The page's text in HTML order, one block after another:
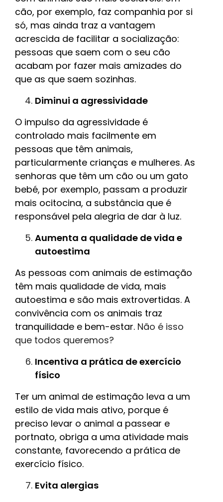
cão, por exemplo, faz companhia por si
só, mas ainda traz a vantagem
acrescida de facilitar a socialização:
pessoas que saem com o seu cão
acabam por fazer mais amizades do
que as que saem sozinhas.
Diminui a agressividade
O impulso da agressividade é
controlado mais facilmente em
pessoas que têm animais,
particularmente crianças e mulheres. As
senhoras que têm um cão ou um gato
bebé, por exemplo, passam a produzir
mais ocitocina, a substância que é
responsável pela alegria de dar à luz.
Aumenta a qualidade de vida e
autoestima
As pessoas com animais de estimação
têm mais qualidade de vida, mais
autoestima e são mais extrovertidas. A
convivência com os animais traz
tranquilidade e bem-estar. Não é isso
que todos queremos?
Incentiva a prática de exercício
físico
Ter um animal de estimação leva a um
estilo de vida mais ativo, porque é
preciso levar o animal a passear e
portnato, obriga a uma atividade mais
constante, favorecendo a prática de
exercício físico.
Evita alergias